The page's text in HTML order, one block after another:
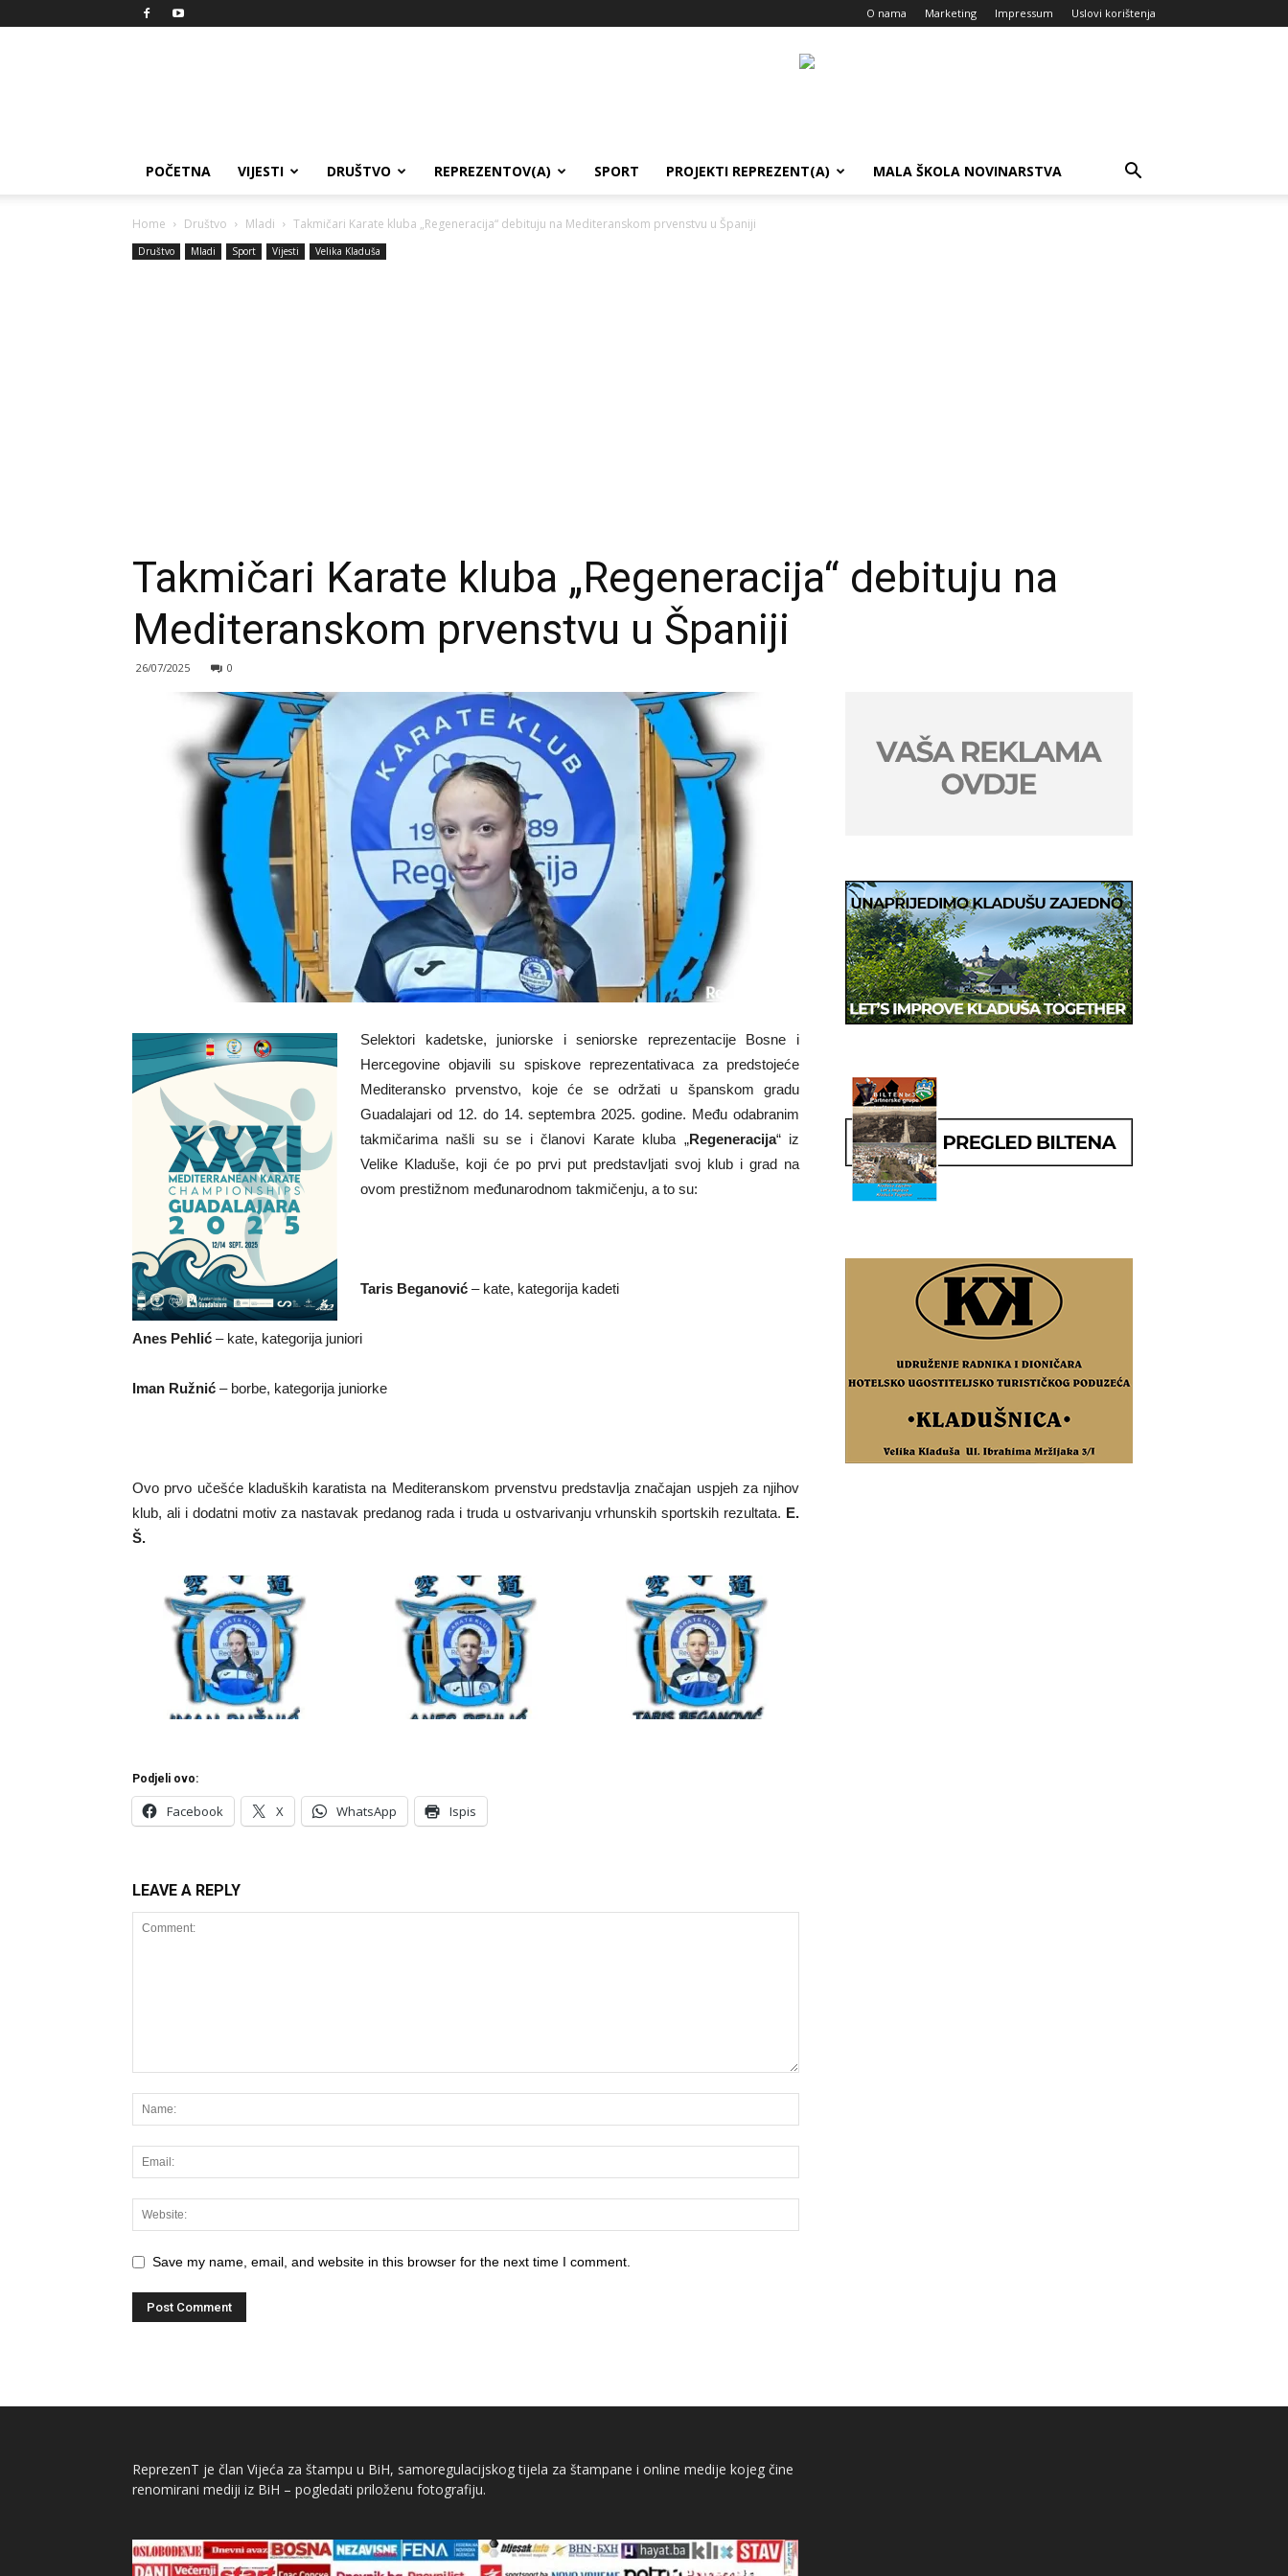
O nama Marketing Impressum Uslovi korištenja
POČETNA VIJESTI DRUŠTVO REPREZENTOV(A) SPORT PROJEKTI REPREZENT(A) MALA ŠKOLA NOVINARSTVA
Home Društvo Mladi Takmičari Karate kluba „Regeneracija“ debituju na Mediteranskom prvenstvu u Španiji
Društvo Mladi Sport Vijesti Velika Kladuša
Takmičari Karate kluba „Regeneracija“ debituju na
Mediteranskom prvenstvu u Španiji
26/07/2025 0
Selektori kadetske, juniorske i seniorske reprezentacije Bosne i
Hercegovine objavili su spiskove reprezentativaca za predstojeće
Mediteransko prvenstvo, koje će se održati u španskom gradu
Guadalajari od 12. do 14. septembra 2025. godine. Među odabranim
takmičarima našli su se i članovi Karate kluba „Regeneracija“ iz
Velike Kladuše, koji će po prvi put predstavljati svoj klub i grad na
ovom prestižnom međunarodnom takmičenju, a to su:
Taris Beganović – kate, kategorija kadeti
Anes Pehlić – kate, kategorija juniori
Iman Ružnić – borbe, kategorija juniorke
Ovo prvo učešće kladuških karatista na Mediteranskom prvenstvu predstavlja značajan uspjeh za njihov
klub, ali i dodatni motiv za nastavak predanog rada i truda u ostvarivanju vrhunskih sportskih rezultata. E.
Š.
Podjeli ovo:
Facebook X WhatsApp Ispis
LEAVE A REPLY
Save my name, email, and website in this browser for the next time I comment.
ReprezenT je član Vijeća za štampu u BiH, samoregulacijskog tijela za štampane i online medije kojeg čine
renomirani mediji iz BiH – pogledati priloženu fotografiju.